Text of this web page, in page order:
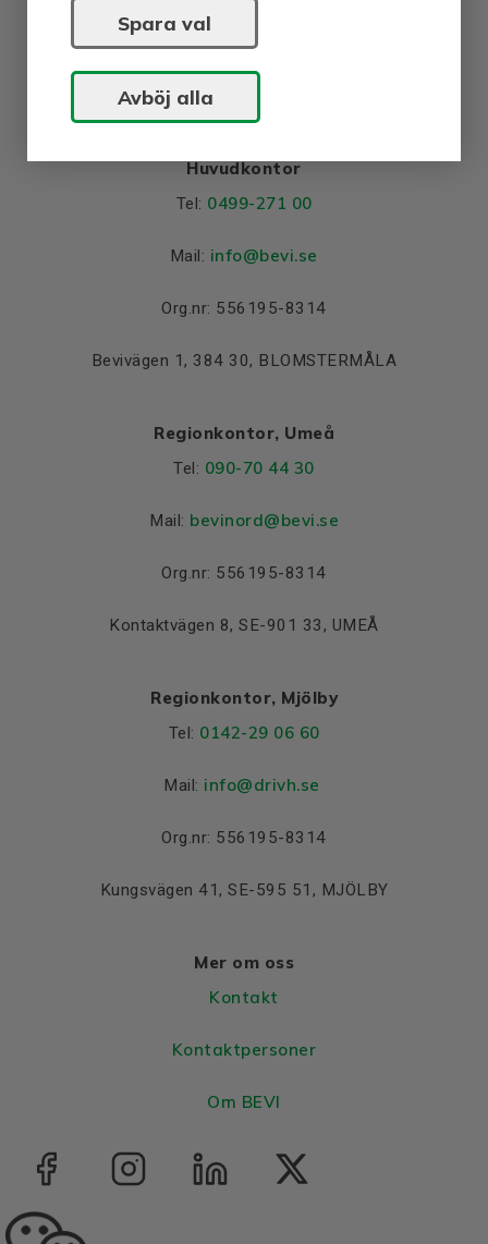
Spara val
Avböj alla
generatorer, transmissioner, kraftelektronik,
lindningsmaterial, startutrustningar och utför service på
elektriska maskiner.
Huvudkontor
Tel: 0499-271 00
Mail: info@bevi.se
Org.nr: 556195-8314
Bevivägen 1, 384 30, BLOMSTERMÅLA
Regionkontor, Umeå
Tel: 090-70 44 30
Mail: bevinord@bevi.se
Org.nr: 556195-8314
Kontaktvägen 8, SE-901 33, UMEÅ
Regionkontor, Mjölby
Tel: 0142-29 06 60
Mail: info@drivh.se
Org.nr: 556195-8314
Kungsvägen 41, SE-595 51, MJÖLBY
Mer om oss
Kontakt
Kontaktpersoner
Om BEVI